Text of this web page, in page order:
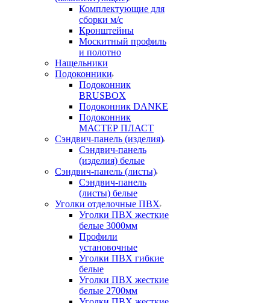
Комплектующие для
сборки м/с
Кронштейны
Москитный профиль
и полотно
Нащельники
Подоконники
Подоконник
BRUSBOX
Подоконник DANKE
Подоконник
МАСТЕР ПЛАСТ
Сэндвич-панель (изделия)
Сэндвич-панель
(изделия) белые
Сэндвич-панель (листы)
Сэндвич-панель
(листы) белые
Уголки отделочные ПВХ
Уголки ПВХ жесткие
белые 3000мм
Профили
установочные
Уголки ПВХ гибкие
белые
Уголки ПВХ жесткие
белые 2700мм